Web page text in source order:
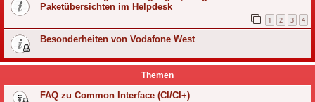
Paketübersichten im Helpdesk
1 2 3 4
Besonderheiten von Vodafone West
Themen
FAQ zu Common Interface (CI/CI+)